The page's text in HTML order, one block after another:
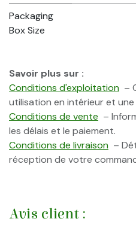
Packaging
Box Size
Savoir plus sur :
Conditions d'exploitation –
utilisation en intérieur et une
Conditions de vente –
les délais et le paiement.
Conditions de livraison –
réception de votre
Avis client :